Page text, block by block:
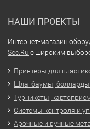
НАШИ ПРОЕКТЫ
Интернет-магазин
Sec.Ru с широким
Принтеры для
Шлагбаумы, болларды
Турникеты,
Системы контроля и
Арочные и ручные